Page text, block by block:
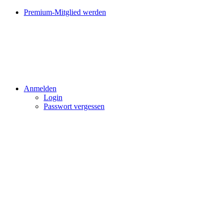
Premium-Mitglied werden
Anmelden
Login
Passwort vergessen